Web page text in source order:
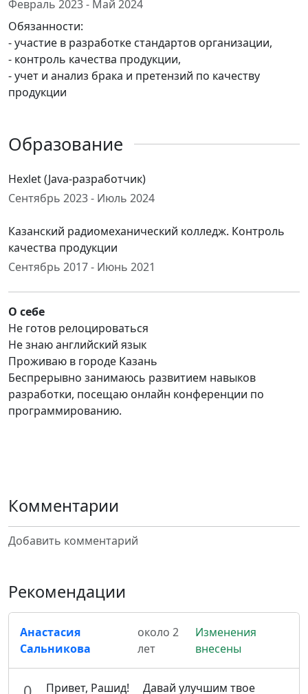
Февраль 2023 - Май 2024
Обязанности:
- участие в разработке стандартов организации,
- контроль качества продукции,
- учет и анализ брака и претензий по качеству
продукции
Образование
Hexlet (Java-разработчик)
Сентябрь 2023 - Июль 2024
Казанский радиомеханический колледж. Контроль
качества продукции
Сентябрь 2017 - Июнь 2021
О себе
Не готов релоцироваться
Не знаю английский язык
Проживаю в городе Казань
Беспрерывно занимаюсь развитием навыков
разработки, посещаю онлайн конференции по
программированию.
Комментарии
Добавить комментарий
Рекомендации
Анастасия
Сальникова
около 2
лет
Изменения
внесены
Привет, Рашид! Давай улучшим твое